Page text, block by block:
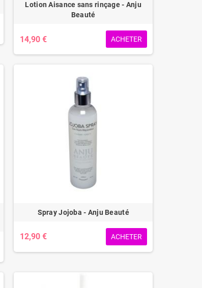
Lotion Aisance sans rinçage - Anju
Beauté
14,90 € ACHETER
Spray Jojoba - Anju Beauté
12,90 € ACHETER